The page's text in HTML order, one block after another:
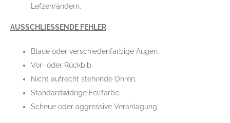
Lefzenrändern.
AUSSCHLIESSENDE FEHLER :
Blaue oder verschiedenfarbige Augen.
Vor- oder Rückbib.
Nicht aufrecht stehende Ohren.
Standardwidrige Fellfarbe.
Scheue oder aggressive Veranlagung.